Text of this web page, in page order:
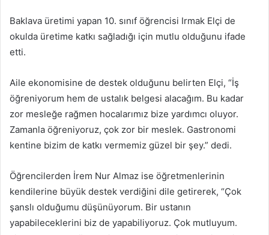
Baklava üretimi yapan 10. sınıf öğrencisi Irmak Elçi de
okulda üretime katkı sağladığı için mutlu olduğunu ifade
etti.
Aile ekonomisine de destek olduğunu belirten Elçi, “İş
öğreniyorum hem de ustalık belgesi alacağım. Bu kadar
zor mesleğe rağmen hocalarımız bize yardımcı oluyor.
Zamanla öğreniyoruz, çok zor bir meslek. Gastronomi
kentine bizim de katkı vermemiz güzel bir şey.” dedi.
Öğrencilerden İrem Nur Almaz ise öğretmenlerinin
kendilerine büyük destek verdiğini dile getirerek, “Çok
şanslı olduğumu düşünüyorum. Bir ustanın
yapabileceklerini biz de yapabiliyoruz. Çok mutluyum.